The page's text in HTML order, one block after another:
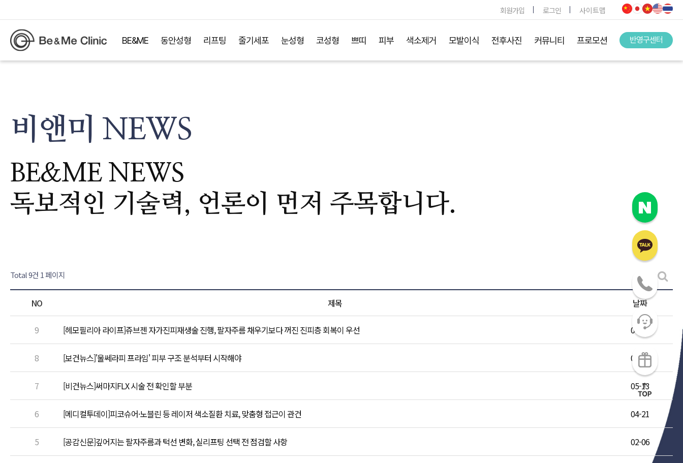
회원가입 로그인 사이트맵
BE&ME 동안성형 리프팅 줄기세포 눈성형 코성형 쁘띠 피부 색소제거 모발이식 전후사진 커뮤니티 프로모션 반영구센터
비앤미 NEWS
BE&ME NEWS
독보적인 기술력, 언론이 먼저 주목합니다.
Total 9건 1 페이지
NO 제목 날짜
9 [헤모필리아 라이프]쥬브젠 자가진피재생술 진행, 팔자주름 채우기보다 꺼진 진피층 회복이 우선 07-24
8 [보건뉴스]'울쎄라피 프라임' 피부 구조 분석부터 시작해야 06-16
7 [비건뉴스]써마지FLX 시술 전 확인할 부분 05-13
6 [메디컬투데이]피코슈어·노블린 등 레이저 색소질환 치료, 맞춤형 접근이 관건 04-21
5 [공감신문]깊어지는 팔자주름과 턱선 변화, 실리프팅 선택 전 점검할 사항 02-06